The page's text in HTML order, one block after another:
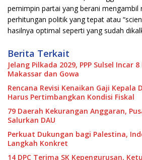
pemimpin partai yang berani mengambil
perhitungan politik yang tepat atau
hasilnya optimal seperti yang sudah
Berita Terkait
Jelang Pilkada 2029, PPP Sulsel Incar
Makassar dan Gowa
Rencana Revisi Kenaikan Gaji Kepala
Harus Pertimbangkan Kondisi Fiskal
79 Daerah Kekurangan Anggaran,
Salurkan DAU
Perkuat Dukungan bagi Palestina,
Langkah Konkret
14 DPC Terima SK Kepengurusan,